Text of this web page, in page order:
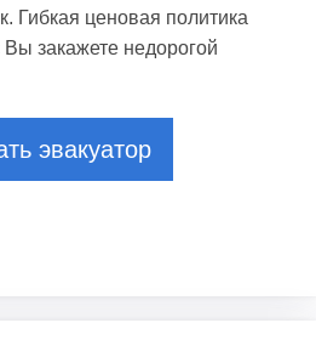
Гибкая ценовая политика
Вы закажете недорогой
эвакуатор